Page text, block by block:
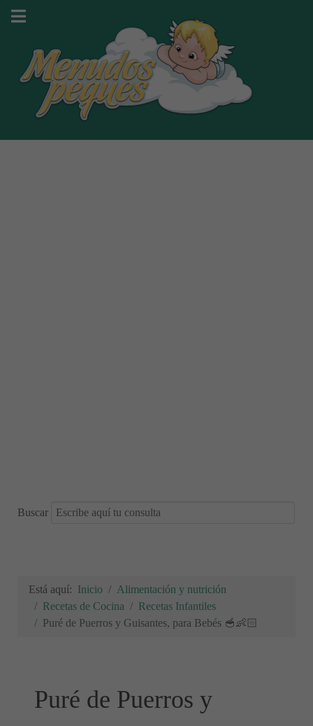
Buscar
Está aquí: Inicio
Alimentación y nutrición
Recetas de Cocina
Recetas Infantiles
Puré de Puerros y Guisantes, para Bebés 🥣👶🏻
Puré de Puerros y